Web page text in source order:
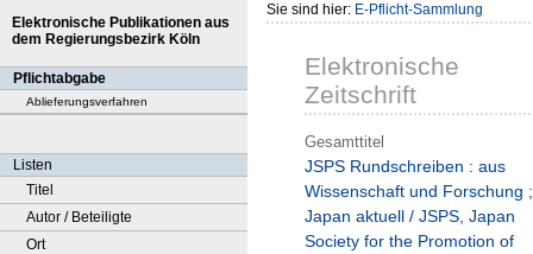
Elektronische Publikationen aus
dem Regierungsbezirk Köln
Pflichtabgabe
Ablieferungsverfahren
Listen
Titel
Autor / Beteiligte
Ort
Sie sind hier: E-Pflicht-Sammlung
Elektronische
Zeitschrift
Gesamttitel
JSPS Rundschreiben : aus
Wissenschaft und Forschung ;
Japan aktuell / JSPS, Japan
Society for the Promotion of